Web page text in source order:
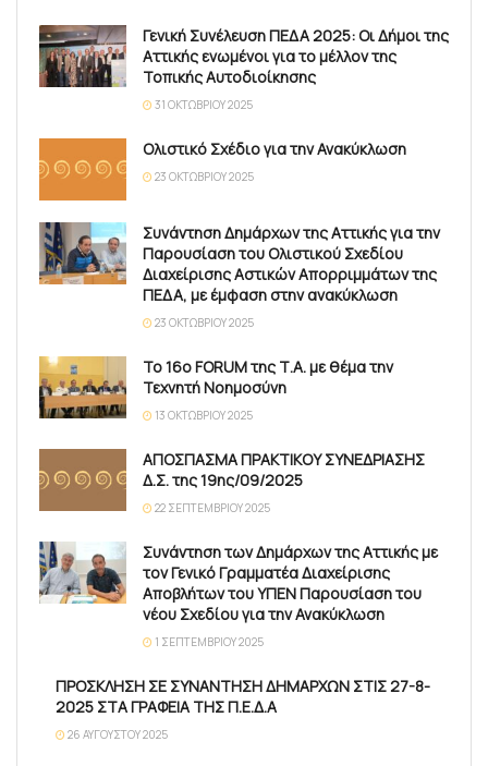
Γενική Συνέλευση ΠΕΔΑ 2025: Οι Δήμοι της
Αττικής ενωμένοι για το μέλλον της
Τοπικής Αυτοδιοίκησης
31 ΟΚΤΩΒΡΊΟΥ 2025
Ολιστικό Σχέδιο για την Ανακύκλωση
23 ΟΚΤΩΒΡΊΟΥ 2025
Συνάντηση Δημάρχων της Αττικής για την
Παρουσίαση του Ολιστικού Σχεδίου
Διαχείρισης Αστικών Απορριμμάτων της
ΠΕΔΑ, με έμφαση στην ανακύκλωση
23 ΟΚΤΩΒΡΊΟΥ 2025
Το 16ο FORUM της Τ.Α. με θέμα την
Τεχνητή Νοημοσύνη
13 ΟΚΤΩΒΡΊΟΥ 2025
ΑΠΟΣΠΑΣΜΑ ΠΡΑΚΤΙΚΟΥ ΣΥΝΕΔΡΙΑΣΗΣ
Δ.Σ. της 19ης/09/2025
22 ΣΕΠΤΕΜΒΡΊΟΥ 2025
Συνάντηση των Δημάρχων της Αττικής με
τον Γενικό Γραμματέα Διαχείρισης
Αποβλήτων του ΥΠΕΝ Παρουσίαση του
νέου Σχεδίου για την Ανακύκλωση
1 ΣΕΠΤΕΜΒΡΊΟΥ 2025
ΠΡΟΣΚΛΗΣΗ ΣΕ ΣΥΝΑΝΤΗΣΗ ΔΗΜΑΡΧΩΝ ΣΤΙΣ 27-8-
2025 ΣΤΑ ΓΡΑΦΕΙΑ ΤΗΣ Π.Ε.Δ.Α
26 ΑΥΓΟΎΣΤΟΥ 2025